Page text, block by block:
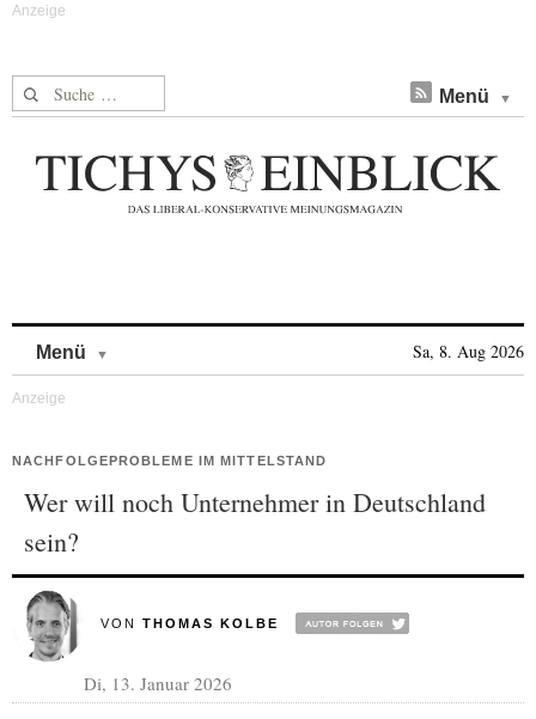
Suche nach: Menü
Menü Sa, 8. Aug 2026
NACHFOLGEPROBLEME IM MITTELSTAND
Wer will noch Unternehmer in Deutschland
sein?
VON THOMAS KOLBE
Di, 13. Januar 2026